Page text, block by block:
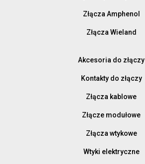
Złącza Amphenol
Złącza Wieland
Akcesoria do złączy
Kontakty do złączy
Złącza kablowe
Złącze modułowe
Złącza wtykowe
Wtyki elektryczne